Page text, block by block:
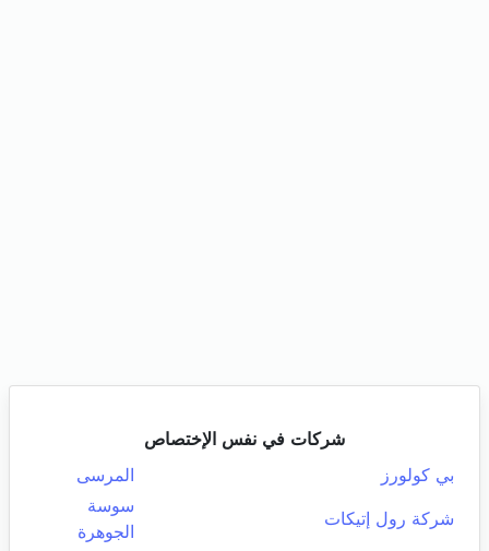
شركات في نفس الإختصاص
بي كولورز
المرسى
شركة رول إتيكات
سوسة
الجوهرة